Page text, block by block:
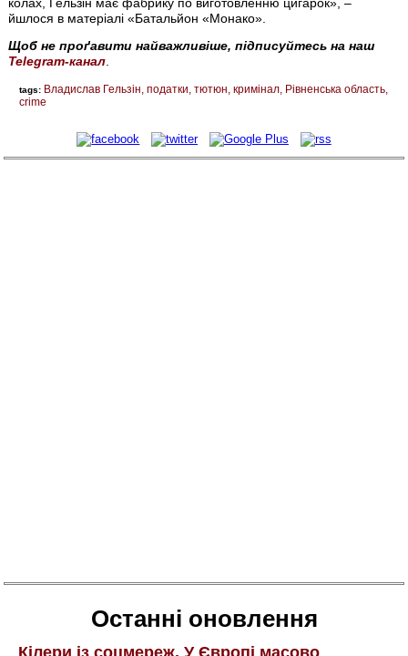
йшлося в матеріалі «Батальйон «Монако».
Щоб не проґавити найважливіше, підписуйтесь на наш
Telegram-канал
tags: Владислав Гельзін податки тютюн кримінал Рівненська область
crime
Останні оновлення
Кілери із соцмереж. У Європі масово